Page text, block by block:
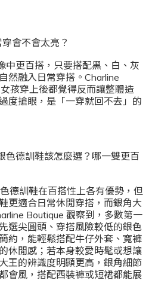
會不會太亮？
中更百搭，只要搭配黑、白、灰
然融入日常穿搭。Charline
孩穿上後都覺得反而讓整體造
度搶眼，是「一穿就回不去」的
色德訓鞋該怎麼選？哪一雙更百
德訓鞋在百搭性上各有優勢，但
更適合日常休閒穿搭，而銀角大
Boutique 觀察到，多數第一
選尖圓頭、穿搭風險較低的銀色
約，能輕鬆搭配牛仔外套、寬褲
休閒感；若本身較愛時髦或想讓
王的辨識度明顯更高，銀角細節
會風，搭配西裝褲或短裙都能展